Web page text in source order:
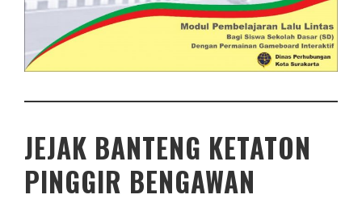
JEJAK BANTENG KETATON
PINGGIR BENGAWAN